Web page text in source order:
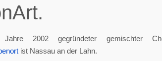
2002 gegründeter gemischter
ist Nassau an der Lahn.